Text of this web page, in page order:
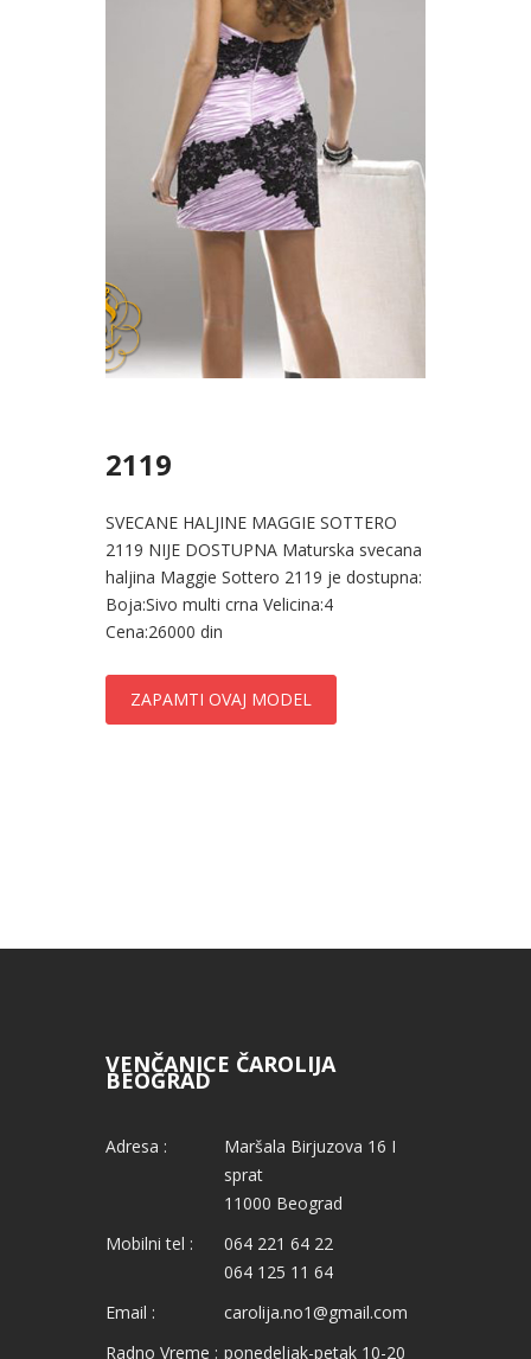
2119
SVECANE HALJINE MAGGIE SOTTERO
2119 NIJE DOSTUPNA Maturska svecana
haljina Maggie Sottero 2119 je dostupna:
Boja:Sivo multi crna Velicina:4
Cena:26000 din
ZAPAMTI OVAJ MODEL
VENČANICE ČAROLIJA
BEOGRAD
Adresa :
Maršala Birjuzova 16 I
sprat
11000 Beograd
Mobilni tel :
064 221 64 22
064 125 11 64
Email :
carolija.no1@gmail.com
Radno Vreme : ponedeljak-petak 10-20